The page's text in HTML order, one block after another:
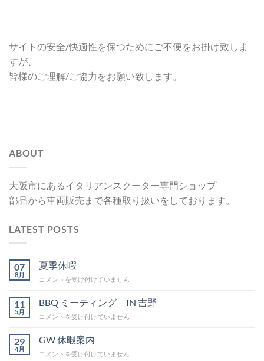
サイトの安全/快適性を保つためにご不便をお掛け致しま
すが、
皆様のご理解/ご協力をお願い致します。
ABOUT
大阪市にあるイタリアンスクーター専門ショップ
部品から車両販売まで各種取り扱いをしております。
LATEST POSTS
07
8月
夏季休暇
夏
休
は
コメントを受け付けていません
11
5月
BBQ ミーティング IN 吉野
BBQ
ー
ィ
コメントを受け付けていません
29
4月
GW 休暇案内
GW
コメントを受け付けていません